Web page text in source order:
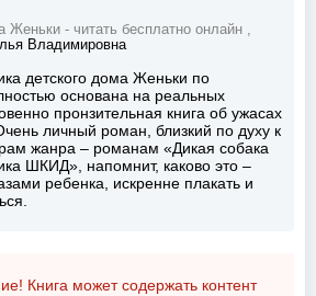
Женьки - читать бесплатно онлайн ,
Владимировна
детского дома Женьки по
основана на реальных
пронзительная книга об ужасах
личный роман, близкий по духу к
жанра – романам «Дикая собака
ШКИД», напомнит, каково это –
ребенка, искренне плакать и
Книга может содержать контент